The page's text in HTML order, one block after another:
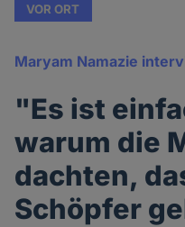
VOR ORT
Maryam Namazie
"Es ist
warum die
dachten,
Schöpfer